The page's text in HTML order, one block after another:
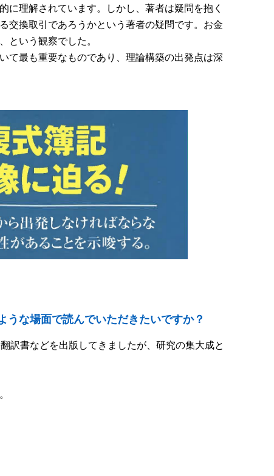
に理解されています。しかし、著者は疑問を抱く
交換取引であろうかという著者の疑問です。お金
という観察でした。
て最も重要なものであり、理論構築の出発点は深
な場面で読んでいただきたいですか？
訳書などを出版してきましたが、研究の集大成と